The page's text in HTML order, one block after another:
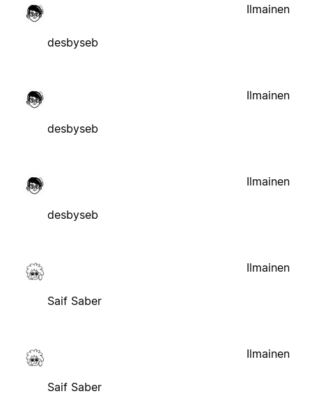
desbyseb
Ilmainen
desbyseb
Ilmainen
desbyseb
Ilmainen
Saif Saber
Ilmainen
Saif Saber
Ilmainen